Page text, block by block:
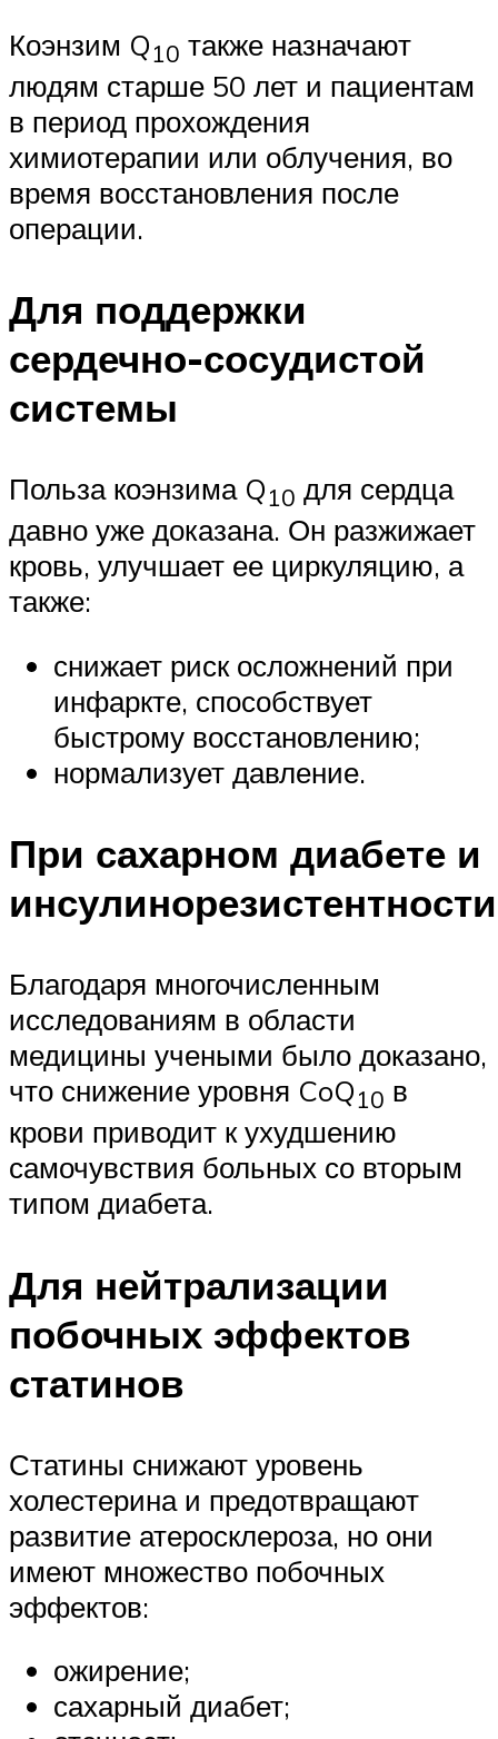
Коэнзим Q10 также назначают
людям старше 50 лет и пациентам
в период прохождения
химиотерапии или облучения, во
время восстановления после
операции.
Для поддержки
сердечно-сосудистой
системы
Польза коэнзима Q10 для сердца
давно уже доказана. Он разжижает
кровь, улучшает ее циркуляцию, а
также:
снижает риск осложнений при
инфаркте, способствует
быстрому восстановлению;
нормализует давление.
При сахарном диабете и
инсулинорезистентности
Благодаря многочисленным
исследованиям в области
медицины учеными было доказано,
что снижение уровня CoQ10 в
крови приводит к ухудшению
самочувствия больных со вторым
типом диабета.
Для нейтрализации
побочных эффектов
статинов
Статины снижают уровень
холестерина и предотвращают
развитие атеросклероза, но они
имеют множество побочных
эффектов:
ожирение;
сахарный диабет;